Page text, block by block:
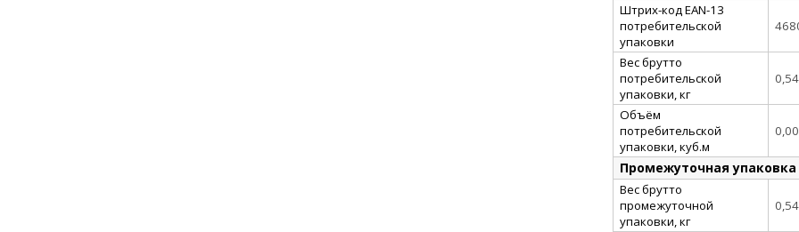
Штрих-код EAN-13
потребительской
упаковки
Вес брутто
потребительской
упаковки, кг
0,54
Объём
потребительской
упаковки, куб.м
Промежуточная упаковка
Вес брутто
промежуточной
упаковки, кг
0,54